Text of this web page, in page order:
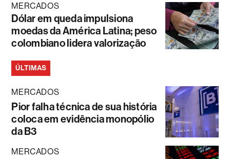
MERCADOS
Dólar em queda impulsiona
moedas da América Latina; peso
colombiano lidera valorização
ÚLTIMAS
MERCADOS
Pior falha técnica de sua história
coloca em evidência monopólio
da B3
MERCADOS